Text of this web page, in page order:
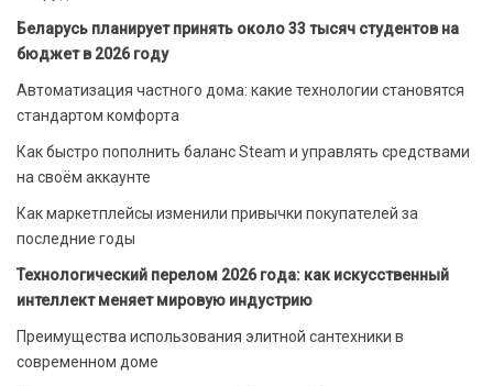
Беларусь планирует принять около 33 тысяч студентов на
бюджет в 2026 году
Автоматизация частного дома: какие технологии становятся
стандартом комфорта
Как быстро пополнить баланс Steam и управлять средствами
на своём аккаунте
Как маркетплейсы изменили привычки покупателей за
последние годы
Технологический перелом 2026 года: как искусственный
интеллект меняет мировую индустрию
Преимущества использования элитной сантехники в
современном доме